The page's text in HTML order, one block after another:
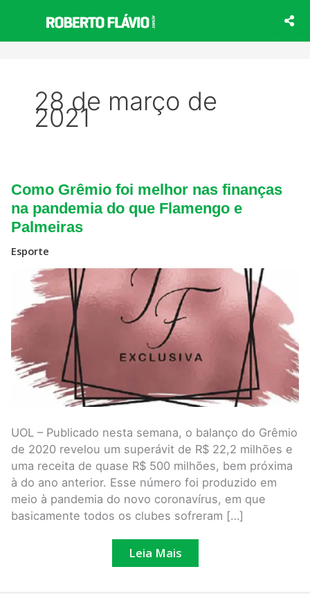
o
28 de março de
2021
Como Grêmio foi melhor nas finanças
na pandemia do que Flamengo e
Palmeiras
Esporte
UOL – Publicado nesta semana, o balanço do Grêmio
de 2020 revelou um superávit de R$ 22,2 milhões e
uma receita de quase R$ 500 milhões, bem próxima
à do ano anterior. Esse número foi produzido em
meio à pandemia do novo coronavírus, em que
basicamente todos os clubes sofreram […]
Como
Grêmio
foi
melhor
do
que
Flamengo
e
Palmeiras
Leia Mais